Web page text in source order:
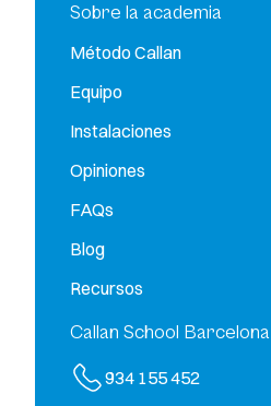
Sobre la academia
Método Callan
Equipo
Instalaciones
Opiniones
FAQs
Blog
Recursos
Callan School Barcelona
934 155 452